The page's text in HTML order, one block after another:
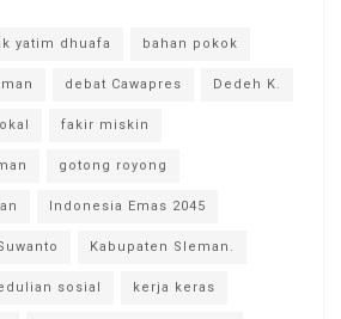
yatim dhuafa bahan pokok
debat Cawapres Dedeh K.
fakir miskin
gotong royong
Indonesia Emas 2045
Kabupaten Sleman.
sosial kerja keras